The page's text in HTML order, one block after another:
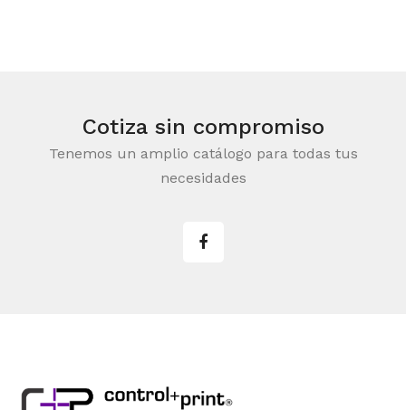
Cotiza sin compromiso
Tenemos un amplio catálogo para todas tus
necesidades